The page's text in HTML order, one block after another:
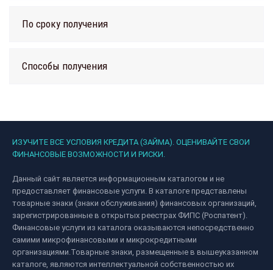
По сроку получения
Способы получения
ИЗУЧИТЕ ВСЕ УСЛОВИЯ КРЕДИТА (ЗАЙМА). ОЦЕНИВАЙТЕ СВОИ
ФИНАНСОВЫЕ ВОЗМОЖНОСТИ И РИСКИ.
Данный сайт является информационным каталогом и не
предоставляет финансовые услуги. В каталоге представлены
товарные знаки (знаки обслуживания) финансовых организаций,
зарегистрированные в открытых реестрах ФИПС (Роспатент).
Финансовые услуги из каталога оказываются непосредственно
самими микрофинансовыми и микрокредитными
организациями.Товарные знаки, размещенные в вышеуказанном
каталоге, являются интеллектуальной собственностью их